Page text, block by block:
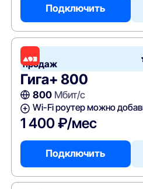
Подключить
Хит
продаж
Гига+ 800
800Мбит/с
Wi-Fi роутер можно
1 400 ₽/мес
Подключить